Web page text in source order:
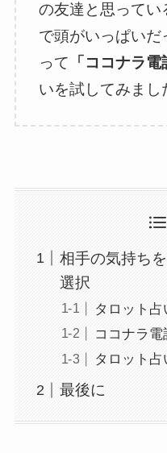
の友達と思って
で頭がいっぱいだ
って
「ココナラ
いを試してみまし
相手の気持ち
選択
タロット
ココナラ電
タロット
最後に